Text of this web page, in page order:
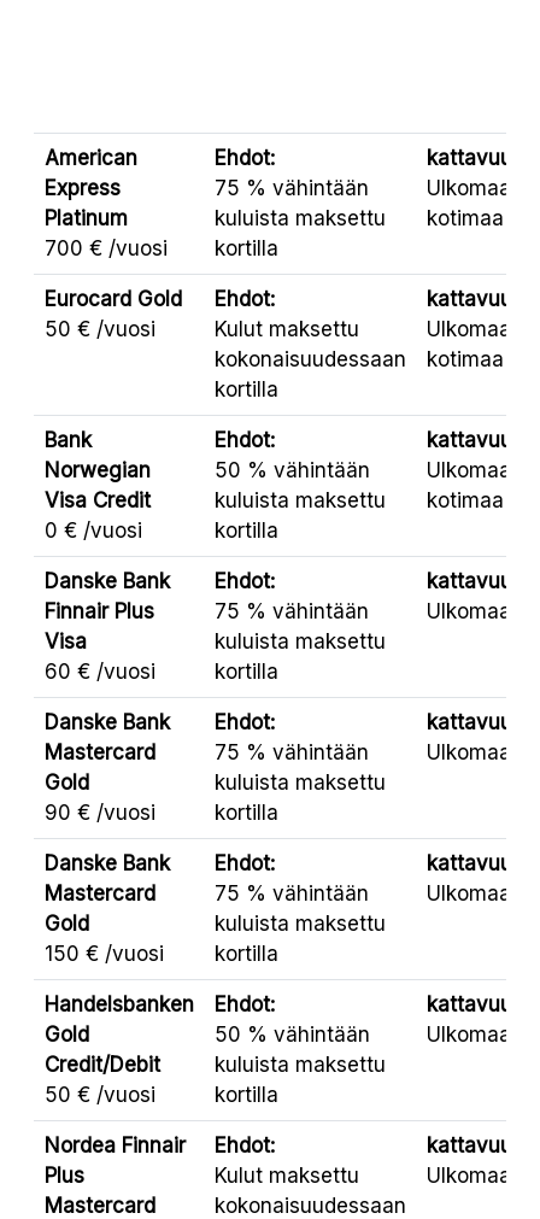
American
Express
Platinum
700 € /vuosi
Ehdot:
75 % vähintään
kuluista maksettu
kortilla
kattavuus:
Ulkomaat,
kotimaa
Eurocard Gold
50 € /vuosi
Ehdot:
Kulut maksettu
kokonaisuudessaan
kortilla
kattavuus:
Ulkomaat,
kotimaa
Bank
Norwegian
Visa Credit
0 € /vuosi
Ehdot:
50 % vähintään
kuluista maksettu
kortilla
kattavuus:
Ulkomaat,
kotimaa
Danske Bank
Finnair Plus
Visa
60 € /vuosi
Ehdot:
75 % vähintään
kuluista maksettu
kortilla
kattavuus:
Ulkomaat
Danske Bank
Mastercard
Gold
90 € /vuosi
Ehdot:
75 % vähintään
kuluista maksettu
kortilla
kattavuus:
Ulkomaat
Danske Bank
Mastercard
Gold
150 € /vuosi
Ehdot:
75 % vähintään
kuluista maksettu
kortilla
kattavuus:
Ulkomaat
Handelsbanken
Gold
Credit/Debit
50 € /vuosi
Ehdot:
50 % vähintään
kuluista maksettu
kortilla
kattavuus:
Ulkomaat
Nordea Finnair
Plus
Mastercard
Ehdot:
Kulut maksettu
kokonaisuudessaan
kattavuus:
Ulkomaat